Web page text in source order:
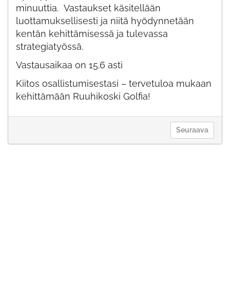
minuuttia. Vastaukset käsitellään
luottamuksellisesti ja niitä hyödynnetään
kentän kehittämisessä ja tulevassa
strategiatyössä.
Vastausaikaa on 15.6 asti
Kiitos osallistumisestasi – tervetuloa mukaan
kehittämään Ruuhikoski Golfia!
Seuraava